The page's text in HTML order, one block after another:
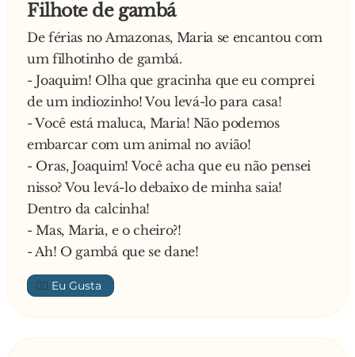
Depois de uma semana a freira decidiu que
queria batizar o papagaio e tanto perturbou o
padre que conseguiu a cerimônia, no instante
em que o padre despejou a água-benta sobre o
papagaio, este gritou:
— Vixe, que aguinha pai-dégua! Então a freira
desmaiou, e papagaio soltou:
— Mete o dedo no c*u dessa égua que ela se
levanta num instante...
Filhote de gambá
De férias no Amazonas, Maria se encantou com
um filhotinho de gambá.
- Joaquim! Olha que gracinha que eu comprei
de um indiozinho! Vou levá-lo para casa!
- Você está maluca, Maria! Não podemos
embarcar com um animal no avião!
- Oras, Joaquim! Você acha que eu não pensei
nisso? Vou levá-lo debaixo de minha saia!
Dentro da calcinha!
- Mas, Maria, e o cheiro?!
- Ah! O gambá que se dane!
👍🏼